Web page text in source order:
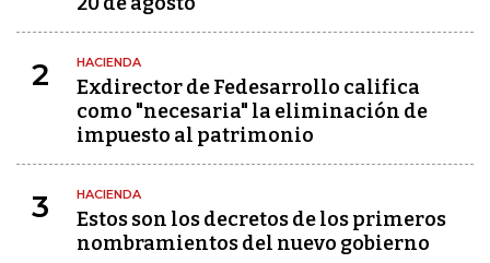
2 HACIENDA
Exdirector de Fedesarrollo califica
como "necesaria" la eliminación de
impuesto al patrimonio
3 HACIENDA
Estos son los decretos de los primeros
nombramientos del nuevo gobierno